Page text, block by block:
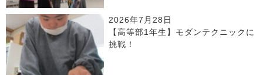
2026年7月28日
【高等部1年生】モダンテクニックに
挑戦！